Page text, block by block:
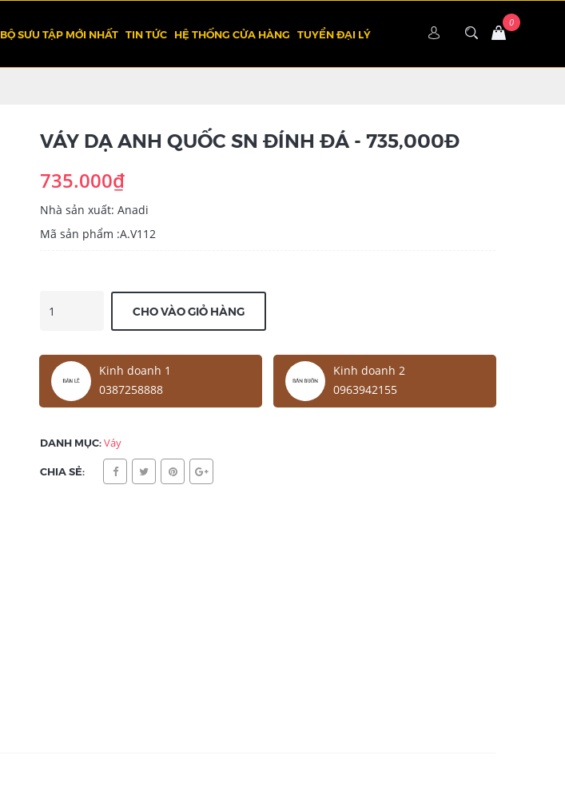
BỘ SƯU TẬP MỚI NHẤT TIN TỨC HỆ THỐNG CỬA HÀNG TUYỂN ĐẠI LÝ
VÁY DẠ ANH QUỐC SN ĐÍNH ĐÁ - 735,000Đ
735.000₫
Nhà sản xuất: Anadi
Mã sản phẩm :A.V112
CHO VÀO GIỎ HÀNG
Kinh doanh 1
0387258888
Kinh doanh 2
0963942155
DANH MỤC:Váy
CHIA SẺ: